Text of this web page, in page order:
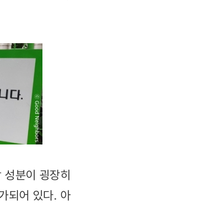
분이 굉장히
되어 있다. 아